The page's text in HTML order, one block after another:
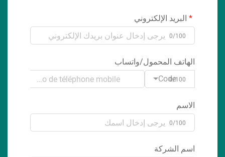
البريد الإلكتروني
0/100
الهاتف المحمول/واتساب
Code0/100
الاسم
0/100
اسم الشركة